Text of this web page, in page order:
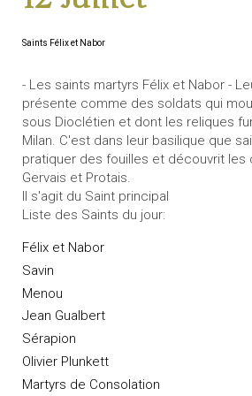
Saints Félix et Nabor
- Les saints martyrs Félix et Nabor -
présente comme des soldats qui
sous Dioclétien et dont les reliques
Milan. C'est dans leur basilique que
pratiquer des fouilles et découvrit les
Gervais et Protais.
Il s'agit du Saint principal
Liste des Saints du jour:
Félix et Nabor
Savin
Menou
Jean Gualbert
Sérapion
Olivier Plunkett
Martyrs de Consolation